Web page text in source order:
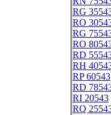
RG
RO
RG
RO
RD
RH
RP 60543
RD
RI 20543
RQ